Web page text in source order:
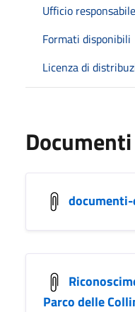
Ufficio
Formati disponibili
Licenza di
Documenti
Parco delle